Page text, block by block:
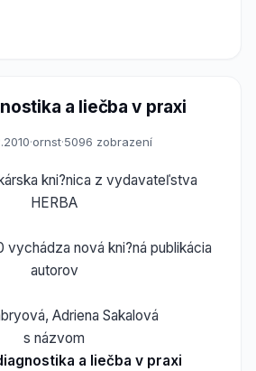
a liečba v praxi
·ornst·5096 zobrazení
kni?nica z vydavateľstva
HERBA
vychádza nová kni?ná publikácia
autorov
Adriena Sakalová
s názvom
a liečba v praxi